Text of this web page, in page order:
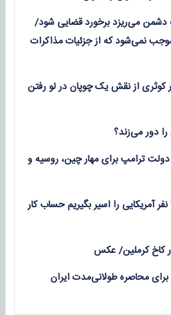
دشمن می‌ریزد برخورد قضایی شود/
نمی‌شود که از جزئیات مذاکرات
از نقش یک چوپان در لو رفتن
را دور می‌زند؟
دولت ترامپ برای مهار چین، روسیه و
محسن رضایی: روزی که ۱۰۰ نفر آمریکایی را اسیر بگیریم حساب کار
کاخ کرملین/ عکس
محاصره طولانی‌مدت ایران